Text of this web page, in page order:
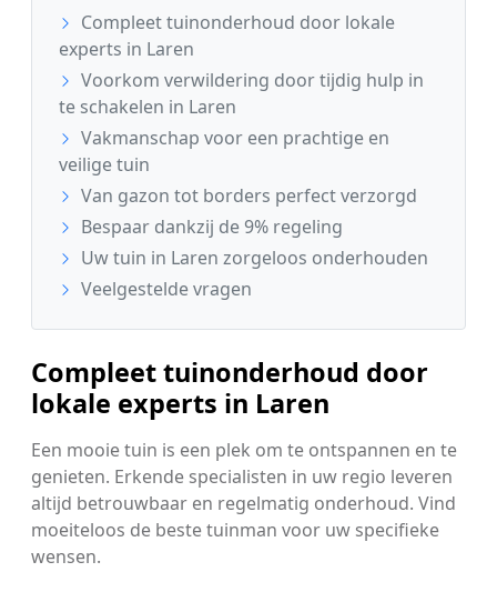
Compleet tuinonderhoud door lokale
experts in Laren
Voorkom verwildering door tijdig hulp in
te schakelen in Laren
Vakmanschap voor een prachtige en
veilige tuin
Van gazon tot borders perfect verzorgd
Bespaar dankzij de 9% regeling
Uw tuin in Laren zorgeloos onderhouden
Veelgestelde vragen
Compleet tuinonderhoud door
lokale experts in Laren
Een mooie tuin is een plek om te ontspannen en te
genieten. Erkende specialisten in uw regio leveren
altijd betrouwbaar en regelmatig onderhoud. Vind
moeiteloos de beste tuinman voor uw specifieke
wensen.